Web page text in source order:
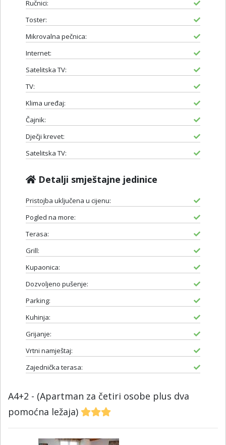
Ručnici:
Toster:
Mikrovalna pečnica:
Internet:
Satelitska TV:
TV:
Klima uređaj:
Čajnik:
Dječji krevet:
Satelitska TV:
Detalji smještajne jedinice
Pristojba uključena u cijenu:
Pogled na more:
Terasa:
Grill:
Kupaonica:
Dozvoljeno pušenje:
Parking:
Kuhinja:
Grijanje:
Vrtni namještaj:
Zajednička terasa:
A4+2 - (Apartman za četiri osobe plus dva
pomoćna ležaja)